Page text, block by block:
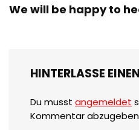
We will be happy to
HINTERLASSE
Du musst angemeldet
Kommentar